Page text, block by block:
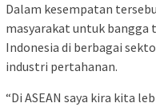
Dalam kesempatan
masyarakat untuk bangga
Indonesia di berbagai
industri pertahanan.
“Di ASEAN saya kira kita